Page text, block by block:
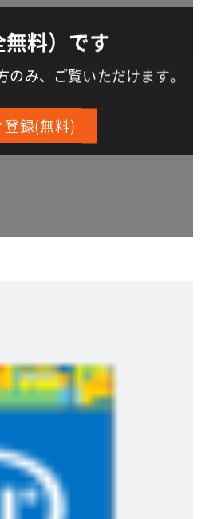
料）です
み、ご覧いただけます。
登録(無料)